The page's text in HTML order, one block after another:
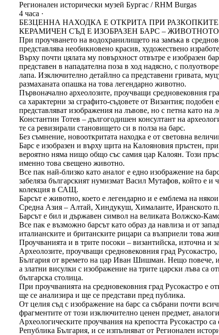
Регионален исторически музей Бургас / RHM Burgas
4 часа ·
БЕЗЦЕННА НАХОДКА Е ОТКРИТА ПРИ
КЕРАМИЧЕН СЪД Е ИЗОБРАЗЕН БАРС –
При проучването на водохранилището на замъка в
представлява необикновено красив, художествено
Върху почти цялата му повърхност отвътре е изобразен
представен в нападателна поза в ход надясно, с
лапа. Изключително детайлно са представени гривата,
размаханата опашка на това легендарно животно.
Първоначално археолозите, проучващи средновековния
са характерни за сграфито-съдовете от Византия;
представляват изображения на лъвове, но с петна като
Константин Тотев – дългогодишен консултант на
те са ревизирали становището си в полза на барс.
Без съмнение, новооткритата находка е от световна
Барс е изобразен и върху щита на Калояновия пръстен,
вероятно няма нищо общо със самия цар Калоян. Този
именно това свещено животно.
Все пак най-близко като аналог е едно изображение на
забеляза българският нумизмат Васил Мутафов, който е и
колекция в САЩ.
Барсът е животно, което е легендарно и е емблема на
Средна Азия – Алтай, Хиндукуш, Хималаите, Иранското
Барсът е бил и държавен символ на великата Волжско-
Все пак е възможно барсът като образ да навлиза и от
италианските и британските рицари са възприели това
Проучванията и в трите посоки – византийска, източна и
Археолозите, проучващи средновековния град
България от времето на цар Иван Шишман. Нещо повече,
а златни висулки с изображение на трите царски лъва са
българска столица.
При проучванията на средновековния град Русокастро е
ще се анализира и ще се представи пред публика.
От целия съд с изображение на барс са събрани почти
фрагментите от този изключително ценен предмет,
Археологическите проучвания на крепостта Русокастро
Република България, и се изпълняват от Регионален